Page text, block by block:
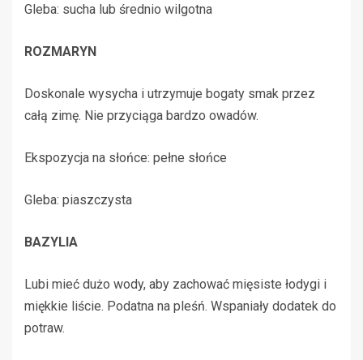
Gleba: sucha lub średnio wilgotna
ROZMARYN
Doskonale wysycha i utrzymuje bogaty smak przez
całą zimę. Nie przyciąga bardzo owadów.
Ekspozycja na słońce: pełne słońce
Gleba: piaszczysta
BAZYLIA
Lubi mieć dużo wody, aby zachować mięsiste łodygi i
miękkie liście. Podatna na pleśń. Wspaniały dodatek do
potraw.